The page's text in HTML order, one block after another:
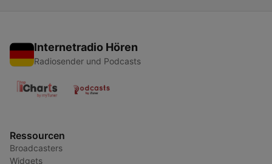
Internetradio Hören
Radiosender und Podcasts
Ressourcen
Broadcasters
Widgets